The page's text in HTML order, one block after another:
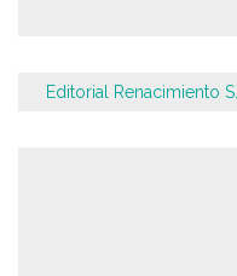
Editorial Renacimiento